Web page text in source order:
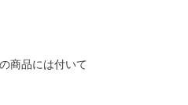
商品には付いて